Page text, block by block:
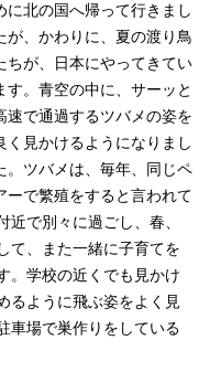
に北の国へ帰って行きまし
が、かわりに、夏の渡り鳥
ちが、日本にやってきてい
す。青空の中に、サーッと
速で通過するツバメの姿を
く見かけるようになりまし
。ツバメは、毎年、同じペ
ーで繁殖をすると言われて
で別々に過ごし、春、
て、また一緒に子育てを
。学校の近くでも見かけ
るように飛ぶ姿をよく見
車場で巣作りをしている